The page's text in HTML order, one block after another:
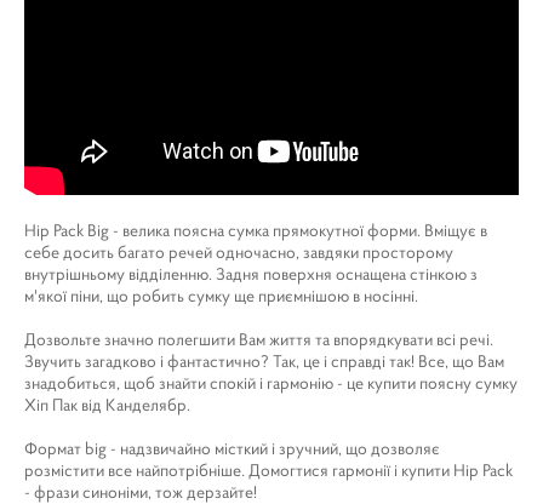
Hip Pack Big - велика поясна сумка прямокутної форми. Вміщує в
себе досить багато речей одночасно, завдяки просторому
внутрішньому відділенню. Задня поверхня оснащена стінкою з
м'якої піни, що робить сумку ще приємнішою в носінні.
Дозвольте значно полегшити Вам життя та впорядкувати всі речі.
Звучить загадково і фантастично? Так, це і справді так! Все, що Вам
знадобиться, щоб знайти спокій і гармонію - це купити поясну сумку
Хіп Пак від Канделябр.
Формат big - надзвичайно місткий і зручний, що дозволяє
розмістити все найпотрібніше. Домогтися гармонії і купити Hip Pack
- фрази синоніми, тож дерзайте!